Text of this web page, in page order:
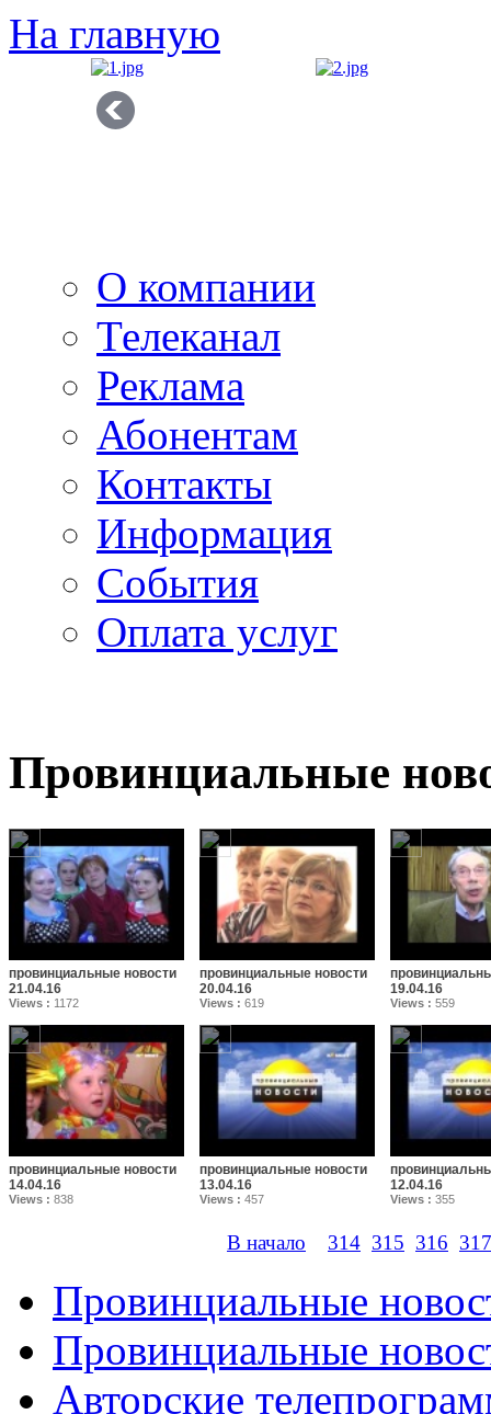
На главную
О компании
Телеканал
Реклама
Абонентам
Контакты
Информация
Cобытия
Оплата услуг
Провинциальные
провинциальные новости
21.04.16
Views : 1172
провинциальные новости
20.04.16
Views : 619
19.04.16
Views : 559
провинциальные новости
14.04.16
Views : 838
провинциальные новости
13.04.16
Views : 457
12.04.16
Views : 355
В начало 314 315 316 317
Провинциальные
Провинциальные
Авторские